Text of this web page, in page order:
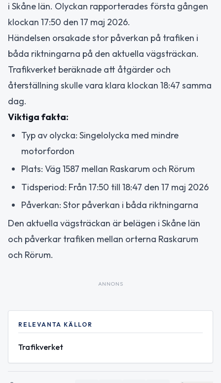
i Skåne län. Olyckan rapporterades första gången
klockan 17:50 den 17 maj 2026.
Händelsen orsakade stor påverkan på trafiken i
båda riktningarna på den aktuella vägsträckan.
Trafikverket beräknade att åtgärder och
återställning skulle vara klara klockan 18:47 samma
dag.
Viktiga fakta:
Typ av olycka: Singelolycka med mindre
motorfordon
Plats: Väg 1587 mellan Raskarum och Rörum
Tidsperiod: Från 17:50 till 18:47 den 17 maj 2026
Påverkan: Stor påverkan i båda riktningarna
Den aktuella vägsträckan är belägen i Skåne län
och påverkar trafiken mellan orterna Raskarum
och Rörum.
ANNONS
RELEVANTA KÄLLOR
Trafikverket